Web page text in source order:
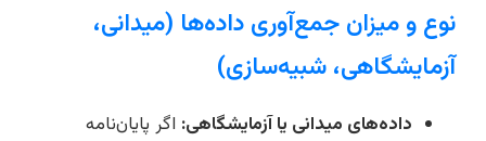
نوع و میزان جمع‌آوری داده‌ها (میدانی،
آزمایشگاهی، شبیه‌سازی)
داده‌های میدانی یا آزمایشگاهی: اگر پایان‌نامه